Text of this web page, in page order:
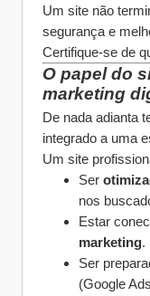
Um site não
segurança e
Certifique-se de
O papel do
marketing
De nada adianta
integrado a uma
Um site
Ser
nos
Estar
marketing.
Ser
(Google